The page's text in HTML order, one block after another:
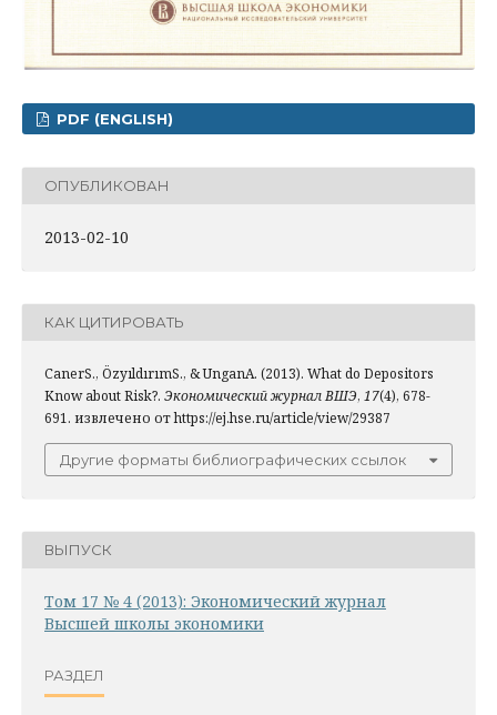
PDF (ENGLISH)
ОПУБЛИКОВАН
2013-02-10
КАК ЦИТИРОВАТЬ
CanerS., ÖzyıldırımS., & UnganA. (2013). What do Depositors
Know about Risk?. Экономический журнал ВШЭ, 17(4), 678-
691. извлечено от https://ej.hse.ru/article/view/29387
Другие форматы библиографических ссылок
ВЫПУСК
Том 17 № 4 (2013): Экономический журнал
Высшей школы экономики
РАЗДЕЛ